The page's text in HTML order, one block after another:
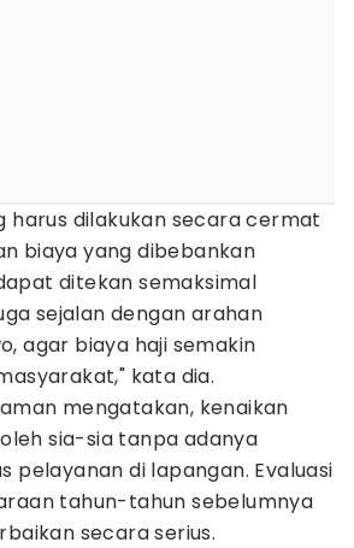
harus dilakukan secara cermat
biaya yang dibebankan
ditekan semaksimal
sejalan dengan arahan
agar biaya haji semakin
kata dia.
mengatakan, kenaikan
sia-sia tanpa adanya
pelayanan di lapangan. Evaluasi
tahun-tahun sebelumnya
secara serius.